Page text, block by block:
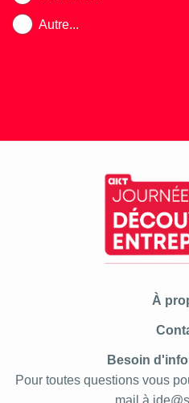
Autre...
À
Besoin
Pour toutes questions vous